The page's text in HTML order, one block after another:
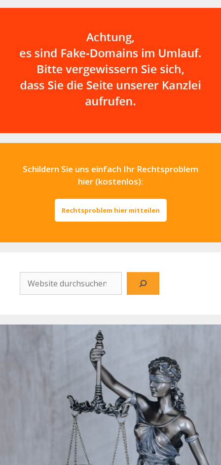
Schildern Sie uns einfach Ihr Rechtsproblem
hier (kostenlos):
Rechtsproblem hier mitteilen
Website
durchsuchen